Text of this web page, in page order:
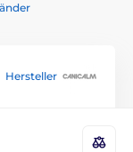
Hersteller